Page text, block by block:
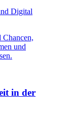
und
in der